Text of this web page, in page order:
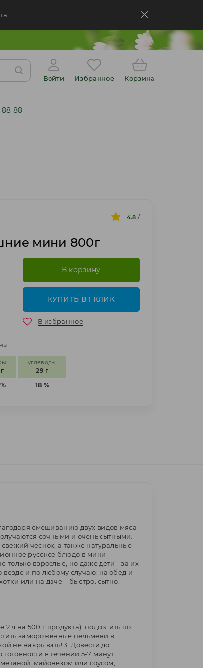
Войти Избранное Корзина
88 88
4.8 /
мини 800г
В корзину
КУПИТЬ В 1 КЛИК
В избранное
углеводы
29 г
18 %
смешиванию двух видов мяса
сочными и очень сытными.
чеснок, а также натуральные
русское блюдо в мини-
взрослые, но даже дети - за их
везде и по любому случаю: на обед и
или на даче – быстро, сытно,
л на 500 г продукта), подсолить по
замороженные пельмени в
не накрывать! 3. Довести до
в течении 5-7 минут.
майонезом или соусом,